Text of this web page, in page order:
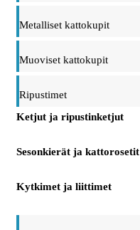
Metalliset kattokupit
Muoviset kattokupit
Ripustimet
Ketjut ja ripustinketjut
Sesonkierät ja kattorosetit
Kytkimet ja liittimet